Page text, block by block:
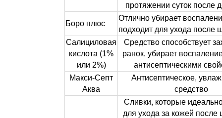
протяжении суток после
Боро плюс
Отлично убирает
подходит для ухода после
Салициловая
кислота (1%
или 2%)
Средство способствует
ранок, убирает
антисептическими
Макси-Септ
Аква
Антисептическое,
средство
Сливки, которые
для ухода за кожей после